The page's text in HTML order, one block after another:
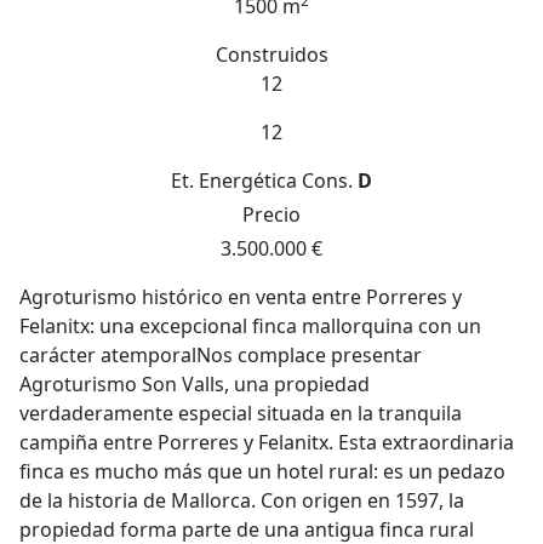
1500 m
Construidos
12
12
Et. Energética Cons. D
Precio
3.500.000 €
Agroturismo histórico en venta entre Porreres y
Felanitx: una excepcional finca mallorquina con un
carácter atemporalNos complace presentar
Agroturismo Son Valls, una propiedad
verdaderamente especial situada en la tranquila
campiña entre Porreres y Felanitx. Esta extraordinaria
finca es mucho más que un hotel rural: es un pedazo
de la historia de Mallorca. Con origen en 1597, la
propiedad forma parte de una antigua finca rural